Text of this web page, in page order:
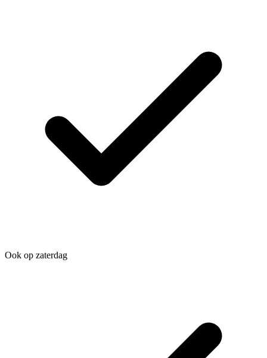
Ook op zaterdag